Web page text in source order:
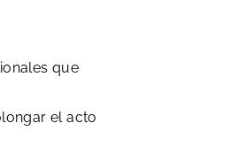
que
el acto